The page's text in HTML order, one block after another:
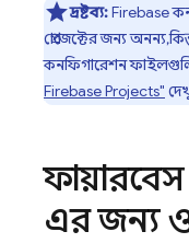
দ্রষ্টব্য:Firebase
প্রোজেক্টের জন্য অনন্য,
কনফিগারেশন
Firebase Projects"
এর জন্য